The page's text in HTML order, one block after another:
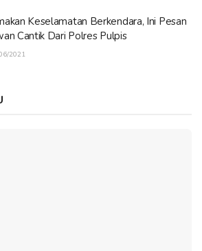
Keselamatan Berkendara, Ini Pesan
Cantik Dari Polres Pulpis
2021